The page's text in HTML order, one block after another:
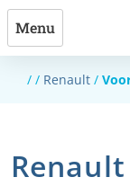
Menu
/ / Renault /